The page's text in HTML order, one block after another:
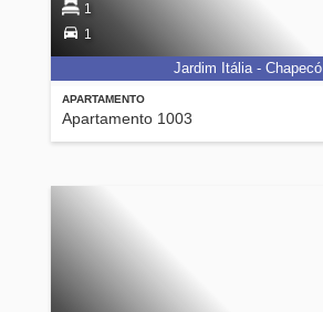
APARTAMENTO
Apartamento 1003
1
1
Jardim Itália - Chapecó